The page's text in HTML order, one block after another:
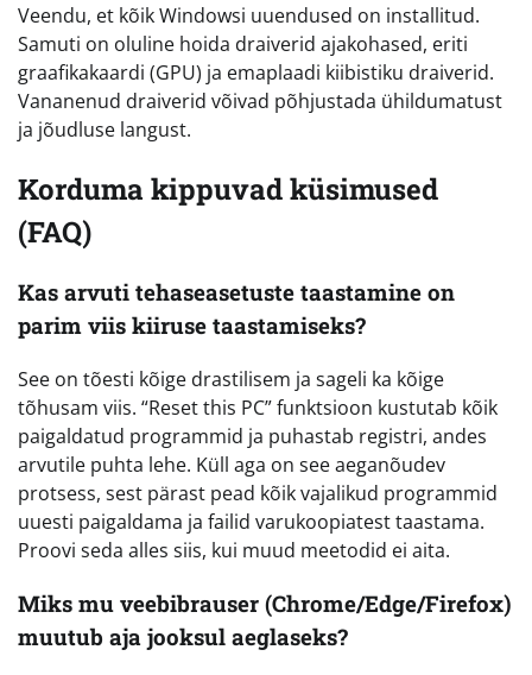
Veendu, et kõik Windowsi uuendused on installitud.
Samuti on oluline hoida draiverid ajakohased, eriti
graafikakaardi (GPU) ja emaplaadi kiibistiku draiverid.
Vananenud draiverid võivad põhjustada ühildumatust
ja jõudluse langust.
Korduma kippuvad küsimused
(FAQ)
Kas arvuti tehaseasetuste taastamine on
parim viis kiiruse taastamiseks?
See on tõesti kõige drastilisem ja sageli ka kõige
tõhusam viis. “Reset this PC” funktsioon kustutab kõik
paigaldatud programmid ja puhastab registri, andes
arvutile puhta lehe. Küll aga on see aeganõudev
protsess, sest pärast pead kõik vajalikud programmid
uuesti paigaldama ja failid varukoopiatest taastama.
Proovi seda alles siis, kui muud meetodid ei aita.
Miks mu veebibrauser (Chrome/Edge/Firefox)
muutub aja jooksul aeglaseks?